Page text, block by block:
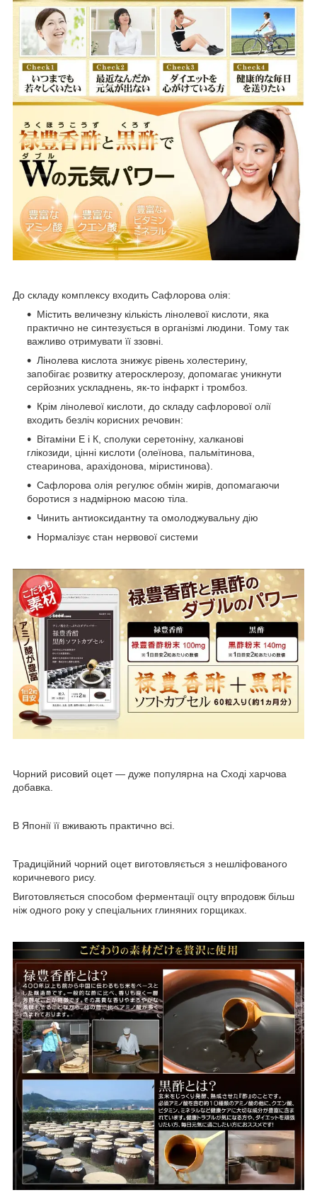
До складу комплексу входить Сафлорова олія:
Містить величезну кількість лінолевої кислоти, яка
практично не синтезується в організмі людини. Тому так
важливо отримувати її ззовні.
Лінолева кислота знижує рівень холестерину,
запобігає розвитку атеросклерозу, допомагає уникнути
серйозних ускладнень, як-то інфаркт і тромбоз.
Крім лінолевої кислоти, до складу сафлорової олії
входить безліч корисних речовин:
Вітаміни Е і К, сполуки серетоніну, халканові
глікозиди, цінні кислоти (олеїнова, пальмітинова,
стеаринова, арахідонова, міристинова).
Сафлорова олія регулює обмін жирів, допомагаючи
боротися з надмірною масою тіла.
Чинить антиоксидантну та омолоджувальну дію
Нормалізує стан нервової системи
Чорний рисовий оцет — дуже популярна на Сході харчова
добавка.
В Японії її вживають практично всі.
Традиційний чорний оцет виготовляється з нешліфованого
коричневого рису.
Виготовляється способом ферментації оцту впродовж більш
ніж одного року у спеціальних глиняних горщиках.